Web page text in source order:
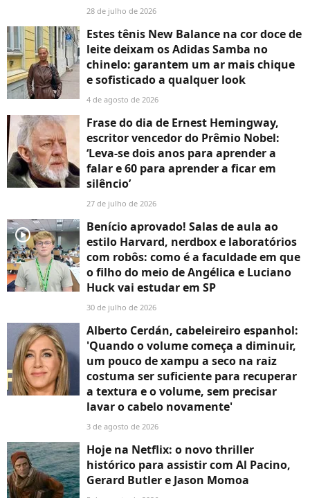
28 de julho de 2026
Estes tênis New Balance na cor doce de
leite deixam os Adidas Samba no
chinelo: garantem um ar mais chique
e sofisticado a qualquer look
4 de agosto de 2026
Frase do dia de Ernest Hemingway,
escritor vencedor do Prêmio Nobel:
‘Leva-se dois anos para aprender a
falar e 60 para aprender a ficar em
silêncio’
27 de julho de 2026
player2
Benício aprovado! Salas de aula ao
estilo Harvard, nerdbox e laboratórios
com robôs: como é a faculdade em que
o filho do meio de Angélica e Luciano
Huck vai estudar em SP
30 de julho de 2026
Alberto Cerdán, cabeleireiro espanhol:
'Quando o volume começa a diminuir,
um pouco de xampu a seco na raiz
costuma ser suficiente para recuperar
a textura e o volume, sem precisar
lavar o cabelo novamente'
3 de agosto de 2026
Hoje na Netflix: o novo thriller
histórico para assistir com Al Pacino,
Gerard Butler e Jason Momoa